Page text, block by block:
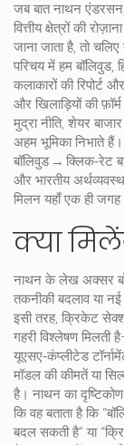
जब बातनाथन एंडरसन
वित्तीय क्षेत्रों की
जाना जाता है, तो
परिचय में हम बॉलिवुड,
कलाकारों की रिपोर्ट और
और खिलाड़ियों की फ़ॉर्म
मुद्रा नीति, शेयर
अहम भूमिका निभाते
बॉलिवुड → क्लिक‑रेट
और भारतीय
मिलन यहाँ एक ही जगह
क्या
नाथन के लेख अक्सर
तकनीकी बदलाव या
इसी तरह, क्रिकेट
गहरी विश्लेषण मिलती
यूएसए‑कंप्लीटेड
मॉडल की कीमतें या
है। नाथन का
कि वह बताता है कि
बदल सकती है” या